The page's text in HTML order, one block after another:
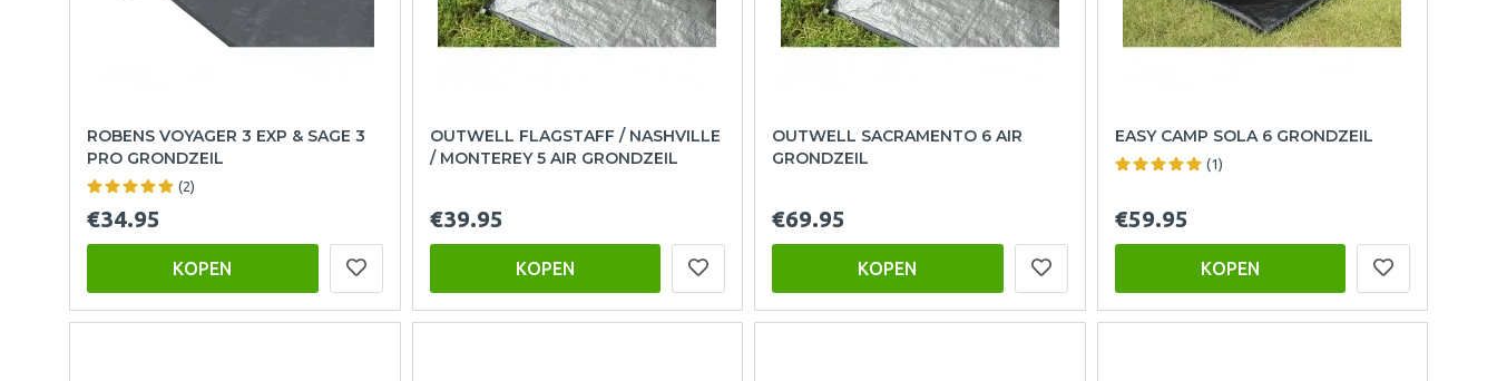
ROBENS VOYAGER 3 EXP & SAGE 3
PRO GRONDZEIL
(2)
€34.95
KOPEN
OUTWELL FLAGSTAFF / NASHVILLE
/ MONTEREY 5 AIR GRONDZEIL
€39.95
KOPEN
OUTWELL SACRAMENTO 6 AIR
GRONDZEIL
€69.95
KOPEN
EASY CAMP SOLA 6 GRONDZEIL
(1)
€59.95
KOPEN